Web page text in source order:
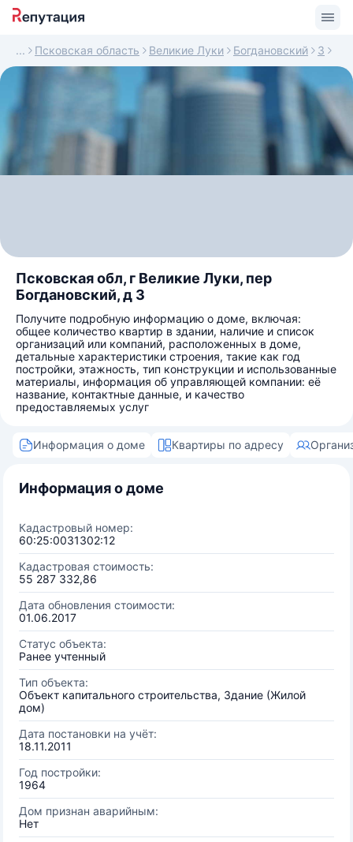
Псковская область Великие Луки Богдановский 3
Псковская обл, г Великие Луки, пер
Богдановский, д 3
Получите подробную информацию о доме, включая:
общее количество квартир в здании, наличие и список
организаций или компаний, расположенных в доме,
детальные характеристики строения, такие как год
постройки, этажность, тип конструкции и использованные
материалы, информация об управляющей компании: её
название, контактные данные, и качество
предоставляемых услуг
Информация о доме Квартиры по адресу
Информация о доме
Кадастровый номер:
60:25:0031302:12
Кадастровая стоимость:
55 287 332,86
Дата обновления стоимости:
01.06.2017
Статус объекта:
Ранее учтенный
Тип объекта:
Объект капитального строительства, Здание (Жилой
дом)
Дата постановки на учёт:
18.11.2011
Год постройки:
1964
Дом признан аварийным:
Нет